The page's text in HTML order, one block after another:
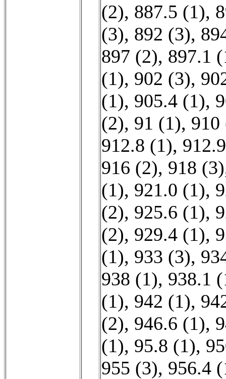
(2), 887.5 (1),
(3), 892 (3),
897 (2), 897.1
(1), 902 (3),
(1), 905.4 (1),
(2), 91 (1), 910
912.8 (1),
916 (2), 918 (3)
(1), 921.0 (1),
(2), 925.6 (1),
(2), 929.4 (1),
(1), 933 (3),
938 (1), 938.1
(1), 942 (1),
(2), 946.6 (1),
(1), 95.8 (1),
955 (3), 956.4